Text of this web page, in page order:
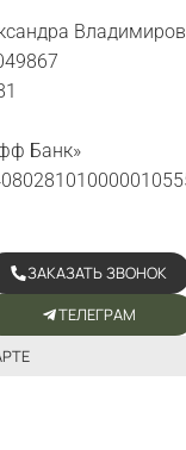
Банк»
ТЕЛЕГРАМ
ЗАКАЗАТЬ ЗВОНОК